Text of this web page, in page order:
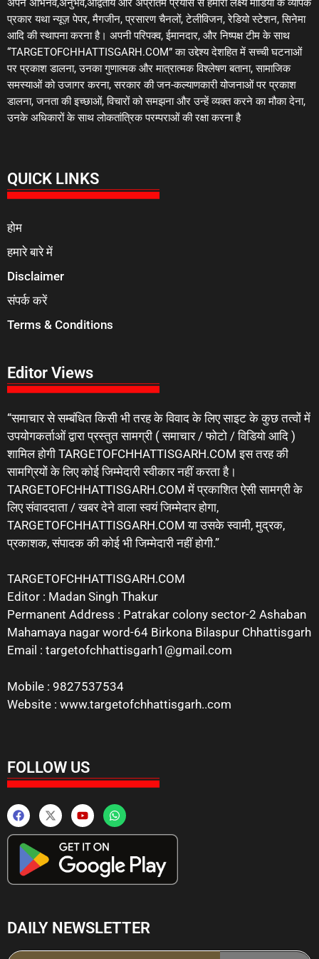
अपने अभिनव,अनुभव,अद्वितीय और अप्रतिम प्रयास से हमारा लक्ष्य मीडिया के व्यापक
प्रकार यथा न्यूज़ पेपर, मैगजीन, प्रसारण चैनलों, टेलीविजन, रेडियो स्टेशन, सिनेमा
आदि की स्थापना करना है। अपनी परिपक्व, ईमानदार, और निष्पक्ष टीम के साथ
“TARGETOFCHHATTISGARH.COM” का उद्देश्य देशहित में सच्ची घटनाओं
पर प्रकाश डालना, उनका गुणात्मक और मात्रात्मक विश्लेषण बताना, सामाजिक
समस्याओं को उजागर करना, सरकार की जन-कल्याणकारी योजनाओं पर प्रकाश
डालना, जनता की इच्छाओं, विचारों को समझना और उन्हें व्यक्त करने का मौका देना,
उनके अधिकारों के साथ लोकतांत्रिक परम्पराओं की रक्षा करना है
QUICK LINKS
होम
हमारे बारे में
Disclaimer
संपर्क करें
Terms & Conditions
Editor Views
“समाचार से सम्बंधित किसी भी तरह के विवाद के लिए साइट के कुछ तत्वों में
उपयोगकर्ताओं द्वारा प्रस्तुत सामग्री ( समाचार / फोटो / विडियो आदि )
शामिल होगी TARGETOFCHHATTISGARH.COM इस तरह की
सामग्रियों के लिए कोई जिम्मेदारी स्वीकार नहीं करता है।
TARGETOFCHHATTISGARH.COM में प्रकाशित ऐसी सामग्री के
लिए संवाददाता / खबर देने वाला स्वयं जिम्मेदार होगा,
TARGETOFCHHATTISGARH.COM या उसके स्वामी, मुद्रक,
प्रकाशक, संपादक की कोई भी जिम्मेदारी नहीं होगी.”
TARGETOFCHHATTISGARH.COM
Editor : Madan Singh Thakur
Permanent Address : Patrakar colony sector-2 Ashaban
Mahamaya nagar word-64 Birkona Bilaspur Chhattisgarh
Email : targetofchhattisgarh1@gmail.com
Mobile : 9827537534
Website : www.targetofchhattisgarh..com
FOLLOW US
DAILY NEWSLETTER